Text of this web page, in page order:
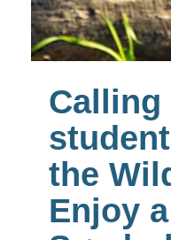
Calling
the
Enjoy